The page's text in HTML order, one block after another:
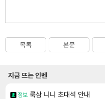
목록 본문
지금 뜨는 인벤
정보 룩삼 니니 초대석 안내